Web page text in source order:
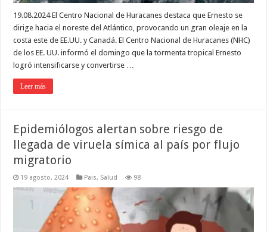
19.08.2024 El Centro Nacional de Huracanes destaca que Ernesto se
dirige hacia el noreste del Atlántico, provocando un gran oleaje en la
costa este de EE.UU. y Canadá. El Centro Nacional de Huracanes (NHC)
de los EE. UU. informó el domingo que la tormenta tropical Ernesto
logró intensificarse y convertirse …
Leer más
Epidemiólogos alertan sobre riesgo de
llegada de viruela símica al país por flujo
migratorio
19 agosto, 2024 Pais, Salud 98